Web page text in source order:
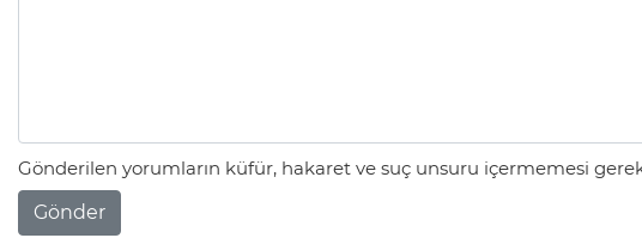
Gönderilen yorumların küfür, hakaret ve suç unsuru içermemesi
Gönder